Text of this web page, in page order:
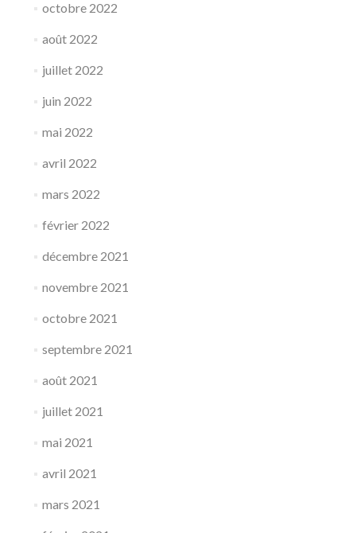
octobre 2022
août 2022
juillet 2022
juin 2022
mai 2022
avril 2022
mars 2022
février 2022
décembre 2021
novembre 2021
octobre 2021
septembre 2021
août 2021
juillet 2021
mai 2021
avril 2021
mars 2021